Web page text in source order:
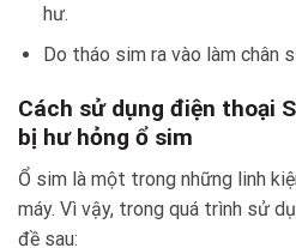
hư.
Do tháo sim ra vào làm chân
Cách sử dụng điện thoại
bị hư hỏng ổ sim
Ổ sim là một trong những linh
máy. Vì vậy, trong quá trình sử
đề sau: